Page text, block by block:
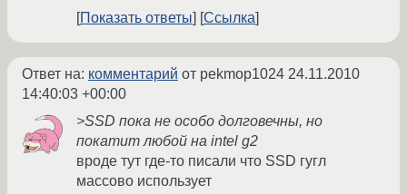
Показать ответы
Ссылка
Ответ на: комментарий от pekmop1024 24.11.2010
14:40:03 +00:00
>SSD пока не особо долговечны, но
покатит любой на intel g2
вроде тут где-то писали что SSD гугл
массово использует